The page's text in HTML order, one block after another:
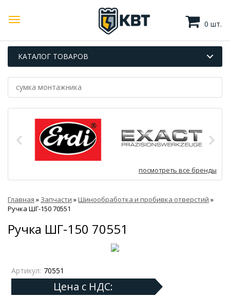
0 шт.
КАТАЛОГ ТОВАРОВ
посмотреть все бренды
Главная » Запчасти »Шинообработка и пробивка отверстий »
Ручка ШГ-150 70551
Ручка ШГ-150 70551
Артикул: 70551
Цена с НДС: